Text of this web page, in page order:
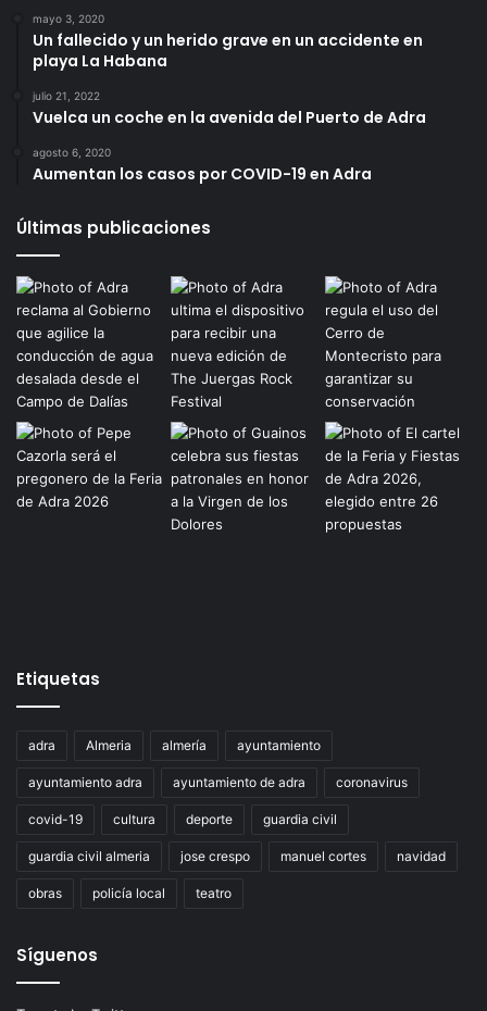
mayo 3, 2020
Un fallecido y un herido grave en un accidente en
playa La Habana
julio 21, 2022
Vuelca un coche en la avenida del Puerto de Adra
agosto 6, 2020
Aumentan los casos por COVID-19 en Adra
Últimas publicaciones
Etiquetas
adra Almeria almería ayuntamiento
ayuntamiento adra ayuntamiento de adra coronavirus
covid-19 cultura deporte guardia civil
guardia civil almeria jose crespo manuel cortes navidad
obras policía local teatro
Síguenos